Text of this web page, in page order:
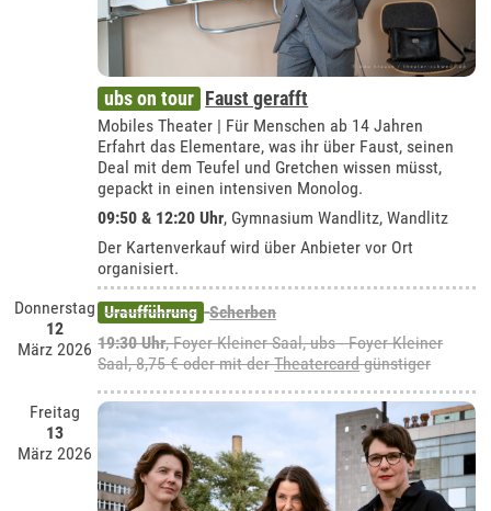
ubs on tour Faust gerafft
Mobiles Theater | Für Menschen ab 14 Jahren
Erfahrt das Elementare, was ihr über Faust, seinen
Deal mit dem Teufel und Gretchen wissen müsst,
gepackt in einen intensiven Monolog.
09:50 & 12:20 Uhr, Gymnasium Wandlitz, Wandlitz
Der Kartenverkauf wird über Anbieter vor Ort
organisiert.
Donnerstag
12
März 2026
Uraufführung Scherben
19:30 Uhr, Foyer Kleiner Saal, ubs - Foyer Kleiner
Saal, 8,75 € oder mit derTheatercardgünstiger
Freitag
13
März 2026